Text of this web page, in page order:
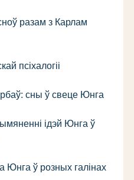
разам з Карлам
псіхалогіі
сны ў свеце Юнга
ідэй Юнга ў
Юнга ў розных галінах